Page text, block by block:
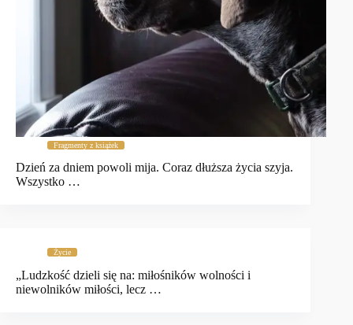
Fragmenty z książek
Dzień za dniem powoli mija. Coraz dłuższa życia szyja.
Wszystko …
Życie
„Ludzkość dzieli się na: miłośników wolności i
niewolników miłości, lecz …